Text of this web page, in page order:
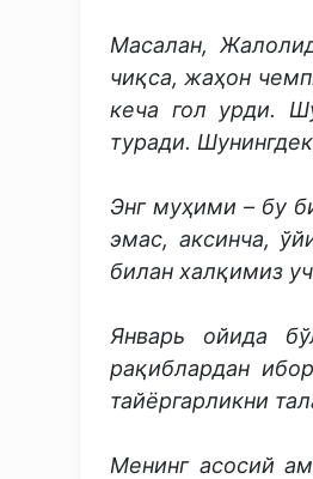
Масалан,
чиқса, жаҳон
кеча гол урди.
туради.
Энг муҳими – бу
эмас, аксинча,
билан халқимиз
Январь ойида
рақиблардан
тайёргарликни
Менинг асосий